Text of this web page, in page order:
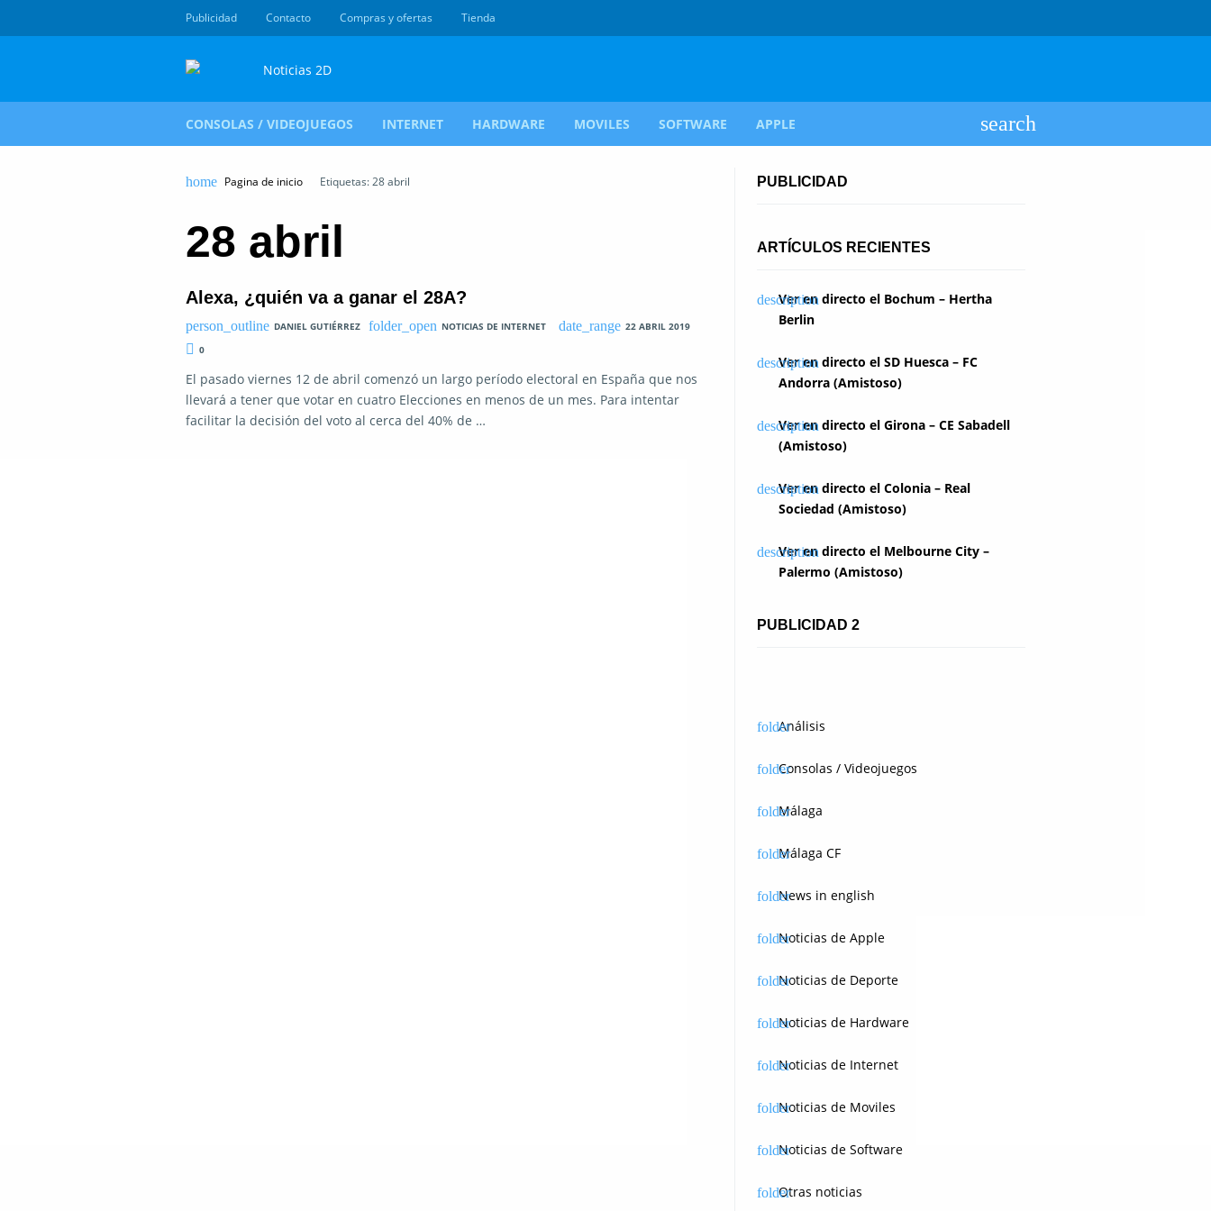
Publicidad Contacto Compras y ofertas Tienda
CONSOLAS / VIDEOJUEGOS INTERNET HARDWARE MOVILES SOFTWARE APPLE
Pagina de inicio Etiquetas: 28 abril
28 abril
Alexa, ¿quién va a ganar el 28A?
DANIEL GUTIÉRREZ NOTICIAS DE INTERNET
22 ABRIL 2019
0
El pasado viernes 12 de abril comenzó un largo período electoral en España que nos
llevará a tener que votar en cuatro Elecciones en menos de un mes. Para intentar
facilitar la decisión del voto al cerca del 40% de …
PUBLICIDAD
ARTÍCULOS RECIENTES
Ver en directo el Bochum – Hertha
Berlin
Ver en directo el SD Huesca – FC
Andorra (Amistoso)
Ver en directo el Girona – CE Sabadell
(Amistoso)
Ver en directo el Colonia – Real
Sociedad (Amistoso)
Ver en directo el Melbourne City –
Palermo (Amistoso)
PUBLICIDAD 2
Análisis
Consolas / Videojuegos
Málaga
Málaga CF
News in english
Noticias de Apple
Noticias de Deporte
Noticias de Hardware
Noticias de Internet
Noticias de Moviles
Noticias de Software
Otras noticias